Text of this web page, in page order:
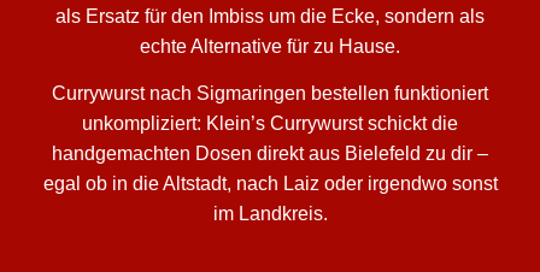
als Ersatz für den Imbiss um die Ecke, sondern als
echte Alternative für zu Hause.
Currywurst nach Sigmaringen bestellen funktioniert
unkompliziert: Klein’s Currywurst schickt die
handgemachten Dosen direkt aus Bielefeld zu dir –
egal ob in die Altstadt, nach Laiz oder irgendwo sonst
im Landkreis.